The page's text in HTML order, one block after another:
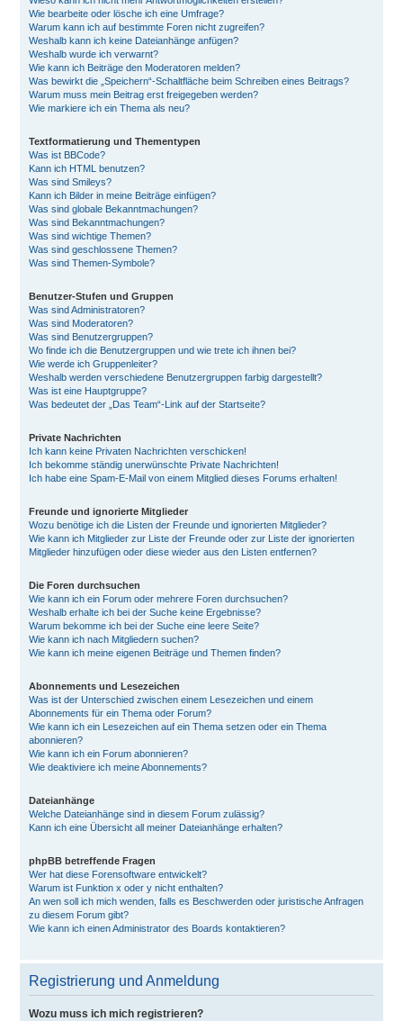
Wie bearbeite oder lösche ich eine Umfrage?
Warum kann ich auf bestimmte Foren nicht zugreifen?
Weshalb kann ich keine Dateianhänge anfügen?
Weshalb wurde ich verwarnt?
Wie kann ich Beiträge den Moderatoren melden?
Was bewirkt die „Speichern“-Schaltfläche beim Schreiben eines Beitrags?
Warum muss mein Beitrag erst freigegeben werden?
Wie markiere ich ein Thema als neu?
Textformatierung und Thementypen
Was ist BBCode?
Kann ich HTML benutzen?
Was sind Smileys?
Kann ich Bilder in meine Beiträge einfügen?
Was sind globale Bekanntmachungen?
Was sind Bekanntmachungen?
Was sind wichtige Themen?
Was sind geschlossene Themen?
Was sind Themen-Symbole?
Benutzer-Stufen und Gruppen
Was sind Administratoren?
Was sind Moderatoren?
Was sind Benutzergruppen?
Wo finde ich die Benutzergruppen und wie trete ich ihnen bei?
Wie werde ich Gruppenleiter?
Weshalb werden verschiedene Benutzergruppen farbig dargestellt?
Was ist eine Hauptgruppe?
Was bedeutet der „Das Team“-Link auf der Startseite?
Private Nachrichten
Ich kann keine Privaten Nachrichten verschicken!
Ich bekomme ständig unerwünschte Private Nachrichten!
Ich habe eine Spam-E-Mail von einem Mitglied dieses Forums erhalten!
Freunde und ignorierte Mitglieder
Wozu benötige ich die Listen der Freunde und ignorierten Mitglieder?
Wie kann ich Mitglieder zur Liste der Freunde oder zur Liste der ignorierten
Mitglieder hinzufügen oder diese wieder aus den Listen entfernen?
Die Foren durchsuchen
Wie kann ich ein Forum oder mehrere Foren durchsuchen?
Weshalb erhalte ich bei der Suche keine Ergebnisse?
Warum bekomme ich bei der Suche eine leere Seite?
Wie kann ich nach Mitgliedern suchen?
Wie kann ich meine eigenen Beiträge und Themen finden?
Abonnements und Lesezeichen
Was ist der Unterschied zwischen einem Lesezeichen und einem
Abonnements für ein Thema oder Forum?
Wie kann ich ein Lesezeichen auf ein Thema setzen oder ein Thema
abonnieren?
Wie kann ich ein Forum abonnieren?
Wie deaktiviere ich meine Abonnements?
Dateianhänge
Welche Dateianhänge sind in diesem Forum zulässig?
Kann ich eine Übersicht all meiner Dateianhänge erhalten?
phpBB betreffende Fragen
Wer hat diese Forensoftware entwickelt?
Warum ist Funktion x oder y nicht enthalten?
An wen soll ich mich wenden, falls es Beschwerden oder juristische Anfragen
zu diesem Forum gibt?
Wie kann ich einen Administrator des Boards kontaktieren?
Registrierung und Anmeldung
Wozu muss ich mich registrieren?